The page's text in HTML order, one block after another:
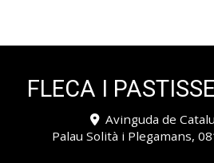
FLECA I
Avinguda de
Palau Solità i Plegamans,